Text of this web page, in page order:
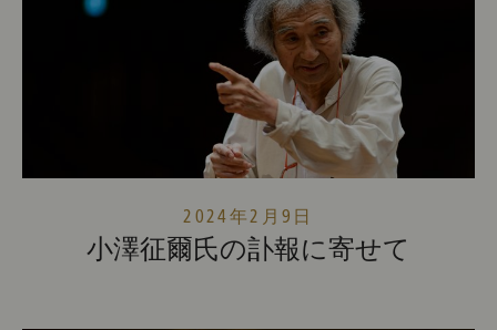
2024年2月9日
小澤征爾氏の訃報に寄せて